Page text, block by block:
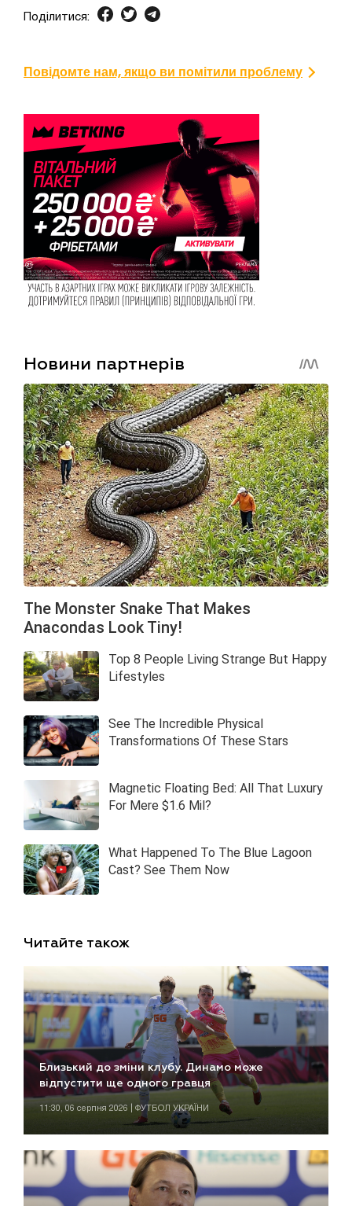
Поділитися:
Повідомте нам, якщо ви помітили проблему
Читайте також
Близький до зміни клубу. Динамо може
відпустити ще одного гравця
11:30, 06 серпня 2026 | ФУТБОЛ УКРАЇНИ